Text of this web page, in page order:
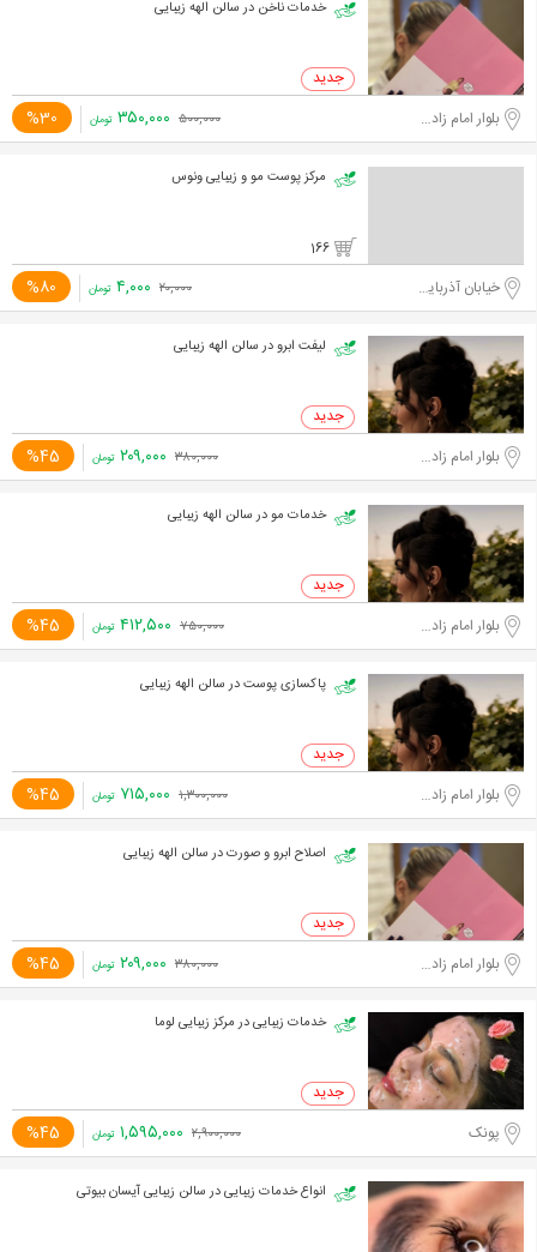
خدمات ناخن در سالن الهه زیبایی
بلوار امام زاده حسن %30 ۵۰۰,۰۰۰ ۳۵۰,۰۰۰ تومان
مرکز پوست مو و زیبایی ونوس
166
خیابان آذربایجان %80 ۲۰,۰۰۰ ۴,۰۰۰ تومان
لیفت ابرو در سالن الهه زیبایی
بلوار امام زاده حسن %45 ۳۸۰,۰۰۰ ۲۰۹,۰۰۰ تومان
خدمات مو در سالن الهه زیبایی
بلوار امام زاده حسن %45 ۷۵۰,۰۰۰ ۴۱۲,۵۰۰ تومان
پاکسازی پوست در سالن الهه زیبایی
بلوار امام زاده حسن %45 ۱,۳۰۰,۰۰۰ ۷۱۵,۰۰۰ تومان
اصلاح ابرو و صورت در سالن الهه زیبایی
بلوار امام زاده حسن %45 ۳۸۰,۰۰۰ ۲۰۹,۰۰۰ تومان
خدمات زیبایی در مرکز زیبایی لوما
پونک %45 ۲,۹۰۰,۰۰۰ ۱,۵۹۵,۰۰۰ تومان
انواع خدمات زیبایی در سالن زیبایی آیسان بیوتی